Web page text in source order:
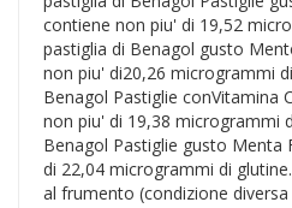
contiene non piu' di 19,52
pastiglia di Benagol gusto
non piu' di20,26 microgrammi
Benagol Pastiglie conVitamina
non piu' di 19,38 microgrammi
Benagol Pastiglie gusto Menta
di 22,04 microgrammi di
al frumento (condizione